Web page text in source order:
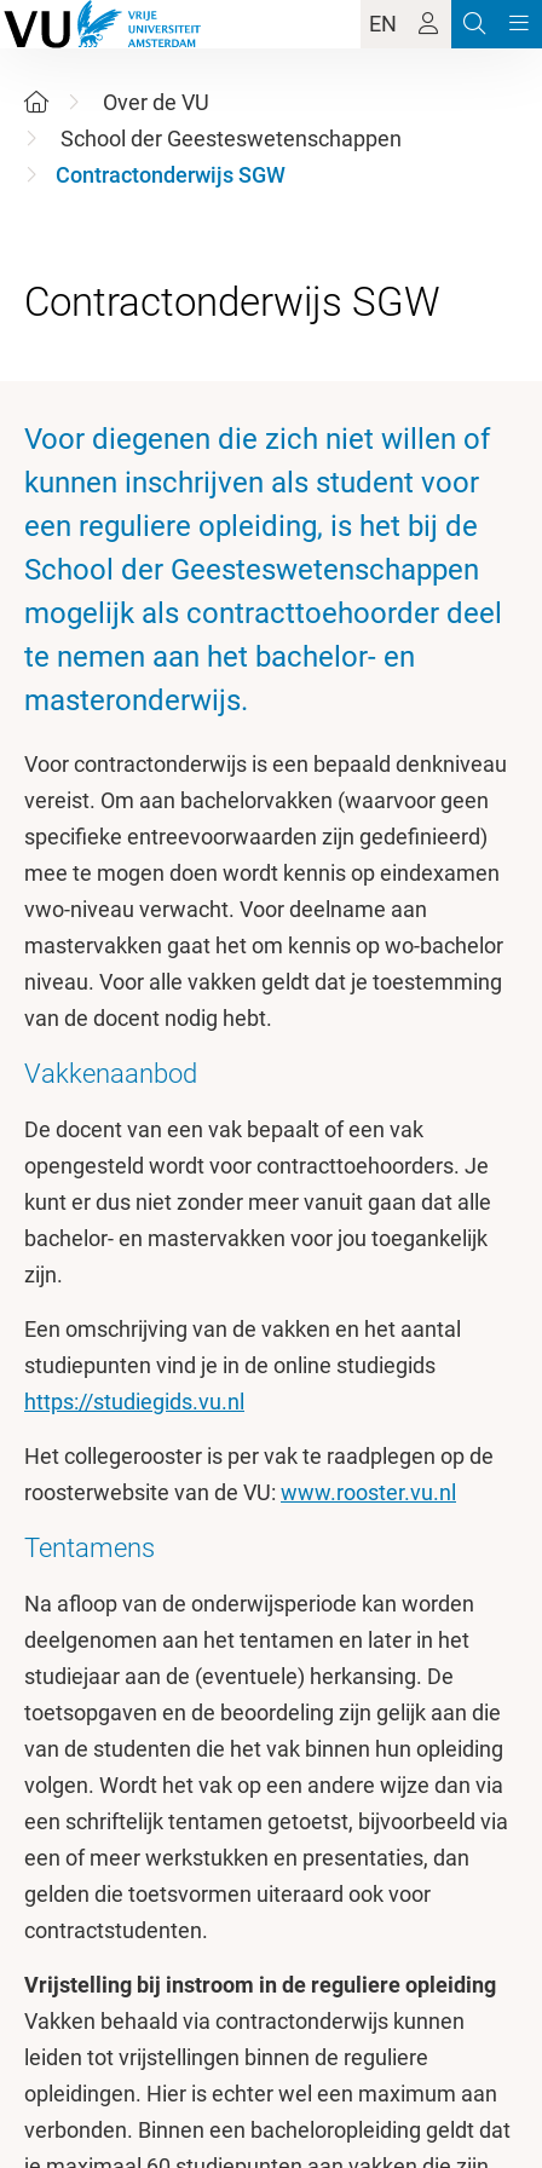
EN
Over de VU
School der Geesteswetenschappen
Contractonderwijs SGW
Voor diegenen die zich niet willen of
kunnen inschrijven als student voor
een reguliere opleiding, is het bij de
School der Geesteswetenschappen
mogelijk als contracttoehoorder deel
te nemen aan het bachelor- en
masteronderwijs.
Voor contractonderwijs is een bepaald denkniveau
vereist. Om aan bachelorvakken (waarvoor geen
specifieke entreevoorwaarden zijn gedefinieerd)
mee te mogen doen wordt kennis op eindexamen
vwo-niveau verwacht. Voor deelname aan
mastervakken gaat het om kennis op wo-bachelor
niveau. Voor alle vakken geldt dat je toestemming
van de docent nodig hebt.
Vakkenaanbod
De docent van een vak bepaalt of een vak
opengesteld wordt voor contracttoehoorders. Je
kunt er dus niet zonder meer vanuit gaan dat alle
bachelor- en mastervakken voor jou toegankelijk
zijn.
Een omschrijving van de vakken en het aantal
studiepunten vind je in de online studiegids
https://studiegids.vu.nl
Het collegerooster is per vak te raadplegen op de
roosterwebsite van de VU: www.rooster.vu.nl
Tentamens
Na afloop van de onderwijsperiode kan worden
deelgenomen aan het tentamen en later in het
studiejaar aan de (eventuele) herkansing. De
toetsopgaven en de beoordeling zijn gelijk aan die
van de studenten die het vak binnen hun opleiding
volgen. Wordt het vak op een andere wijze dan via
een schriftelijk tentamen getoetst, bijvoorbeeld via
een of meer werkstukken en presentaties, dan
gelden die toetsvormen uiteraard ook voor
contractstudenten.
Vrijstelling bij instroom in de reguliere opleiding
Vakken behaald via contractonderwijs kunnen
leiden tot vrijstellingen binnen de reguliere
opleidingen. Hier is echter wel een maximum aan
verbonden. Binnen een bacheloropleiding geldt dat